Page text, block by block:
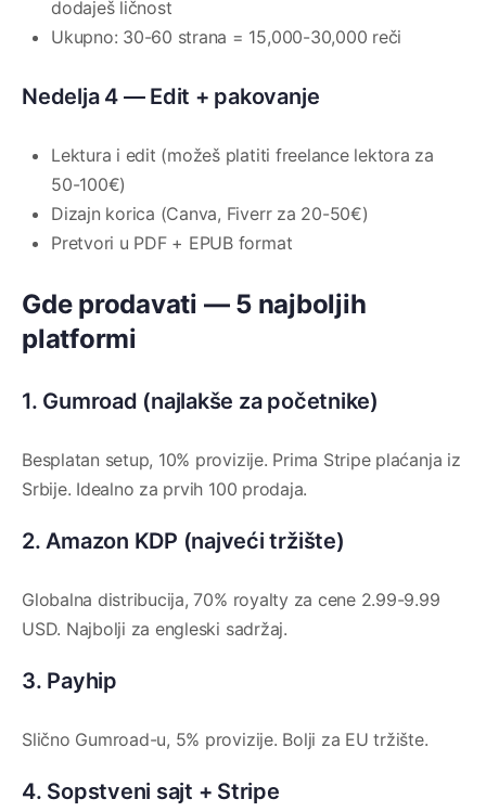
dodaješ ličnost
Ukupno: 30-60 strana = 15,000-30,000 reči
Nedelja 4 — Edit + pakovanje
Lektura i edit (možeš platiti freelance lektora za
50-100€)
Dizajn korica (Canva, Fiverr za 20-50€)
Pretvori u PDF + EPUB format
Gde prodavati — 5 najboljih
platformi
1. Gumroad (najlakše za početnike)
Besplatan setup, 10% provizije. Prima Stripe plaćanja iz
Srbije. Idealno za prvih 100 prodaja.
2. Amazon KDP (najveći tržište)
Globalna distribucija, 70% royalty za cene 2.99-9.99
USD. Najbolji za engleski sadržaj.
3. Payhip
Slično Gumroad-u, 5% provizije. Bolji za EU tržište.
4. Sopstveni sajt + Stripe